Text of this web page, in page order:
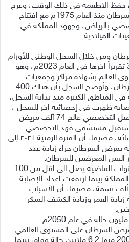
حفظ الاطعمة في ذلك الوقت، وعرج
على تاريخ التعامل مع مرض السرطان منذ العام 1975م مع افتتاح
بالرياض، وجهود المملكة في
الميلادية.
ومن خلال السجل الوطني للأورام
الذي بدأ منذ 1994م سجل 30 تقريراً اخرها في العام 2023م، وهو
بشهادة مراكز وجمعيات
دولية مختصة في امراض السرطان، وأوضح السجل بأن هناك 400
المناطق الكبيرة منذ بداية السجل،
20 ألف حالة إصابة ظهرت في إحصائية اخر للسجل ،
مبينا، أن مستشفى الملك فيصل التخصصي عالج 74 ألف مريض
استقبل مستشفى فهد التخصصي
بالدمام 117 ألف حالة منذ انشائه، مضيفا، أن الفترة الزمنية ٢٠٢١ إلى
بمرض السرطان جراء زيادة عدد
السن المعرضين للسرطان.
وذكر، ان عدد الإصابة في السنوات الماضية يصل الى اقل من 100
في المملكة بينما ارتفعت اعداد الإصابة
لتصل الى 135 حالة لكل 100 ألف نسمة، مضيفا، أن الأسباب
زيادة العمر وزيادة الكشف المبكر
السرطان على المستوى العالمي